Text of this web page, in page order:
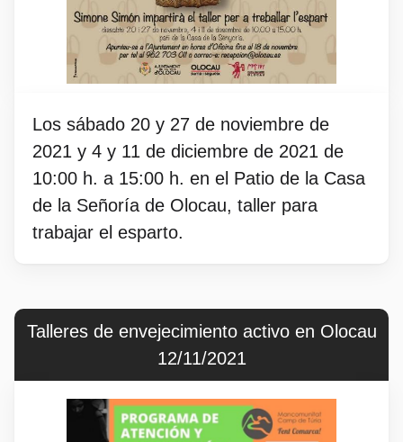
Los sábado 20 y 27 de noviembre de
2021 y 4 y 11 de diciembre de 2021 de
10:00 h. a 15:00 h. en el Patio de la Casa
de la Señoría de Olocau, taller para
trabajar el esparto.
Talleres de envejecimiento activo en Olocau
12/11/2021